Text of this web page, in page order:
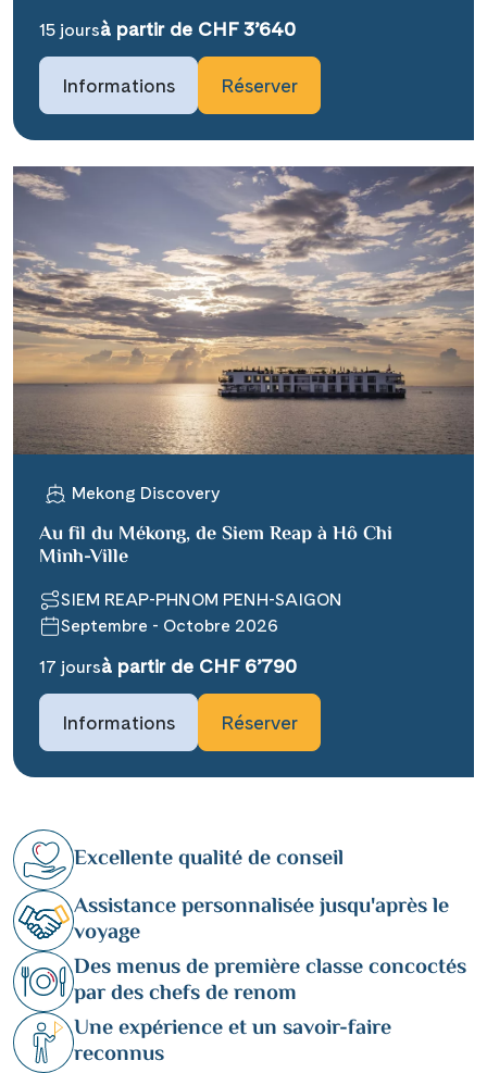
15 joursà partir de CHF 3’640
Informations Réserver
Mekong Discovery
Au fil du Mékong, de Siem Reap à Hô Chi
Minh-Ville
SIEM REAP-PHNOM PENH-SAIGON
Septembre - Octobre 2026
17 joursà partir de CHF 6’790
Informations Réserver
Excellente qualité de conseil
Assistance personnalisée jusqu'après le
voyage
Des menus de première classe concoctés
par des chefs de renom
Une expérience et un savoir-faire
reconnus